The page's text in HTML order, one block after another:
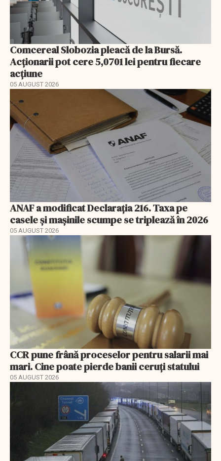
Comcereal Slobozia pleacă de la Bursă.
Acționarii pot cere 5,0701 lei pentru fiecare
acțiune
05 AUGUST 2026
ANAF a modificat Declarația 216. Taxa pe
casele și mașinile scumpe se triplează în 2026
05 AUGUST 2026
CCR pune frână proceselor pentru salarii mai
mari. Cine poate pierde banii ceruți statului
05 AUGUST 2026